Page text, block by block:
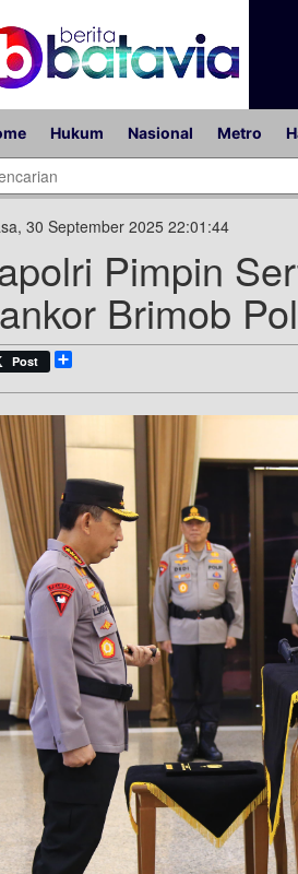
Hukum Nasional Metro
30 September 2025 22:01:44
Pimpin
Brimob
Post